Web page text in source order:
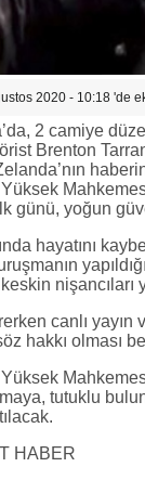
2020 - 10:18 'de
2 camiye
Brenton
günü, yoğun
hayatını
nişancıları
canlı yayın
hakkı olması
tutuklu
HABER